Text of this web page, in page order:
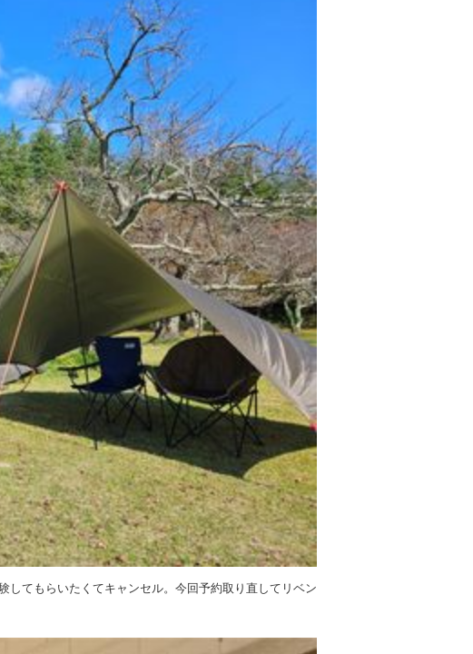
してもらいたくてキャンセル。今回予約取り直してリベン